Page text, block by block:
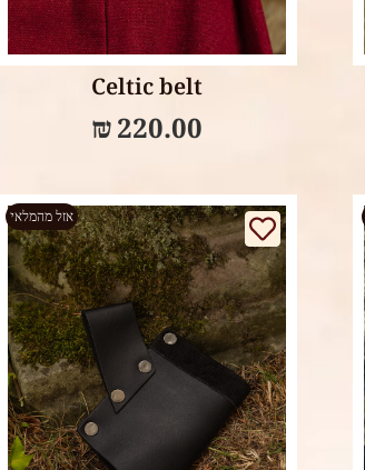
Read more
Celtic belt
₪ 220.00
אזל מהמלאי